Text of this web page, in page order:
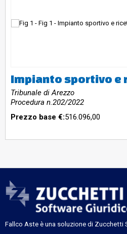
Tribunale di Arezzo
Procedura n.202/2022
Prezzo base €:516.096,00
Fallco Aste è una soluzione di Zucchetti